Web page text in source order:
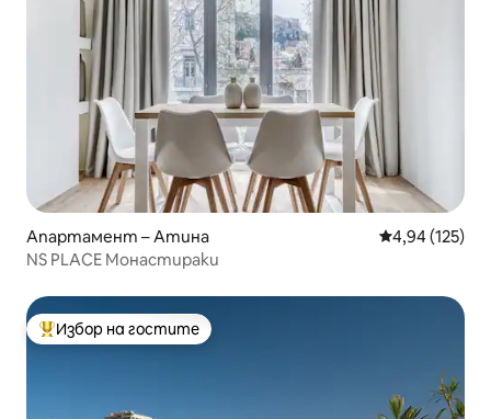
Апартамент – Атина Средна
4,94 (125)
NS PLACE Монастираки
Най-популярен избор на гостите
Избор на гостите